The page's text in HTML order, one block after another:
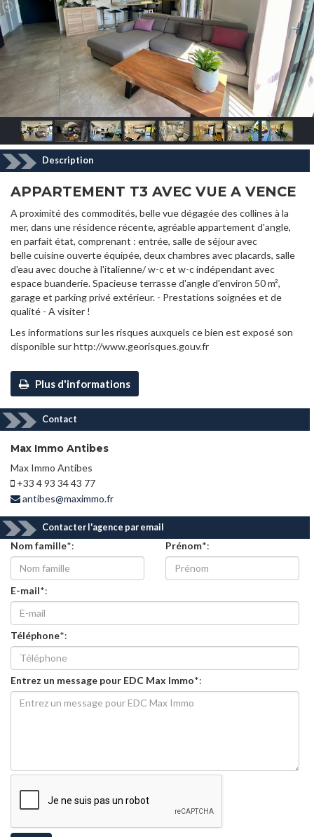
Description
APPARTEMENT T3 AVEC VUE A VENCE
A proximité des commodités, belle vue dégagée des collines à la
mer, dans une résidence récente, agréable appartement d'angle,
en parfait état, comprenant : entrée, salle de séjour avec
belle cuisine ouverte équipée, deux chambres avec placards, salle
d'eau avec douche à l'italienne/ w-c et w-c indépendant avec
espace buanderie. Spacieuse terrasse d'angle d'environ 50 m²,
garage et parking privé extérieur. - Prestations soignées et de
qualité - A visiter !
Les informations sur les risques auxquels ce bien est exposé son
disponible sur http://www.georisques.gouv.fr
Plus d'informations
Contact
Max Immo Antibes
Max Immo Antibes
+33 4 93 34 43 77
antibes@maximmo.fr
Contacter l'agence par email
Nom famille*: Prénom*:
E-mail*:
Téléphone*:
Entrez un message pour EDC Max Immo*: